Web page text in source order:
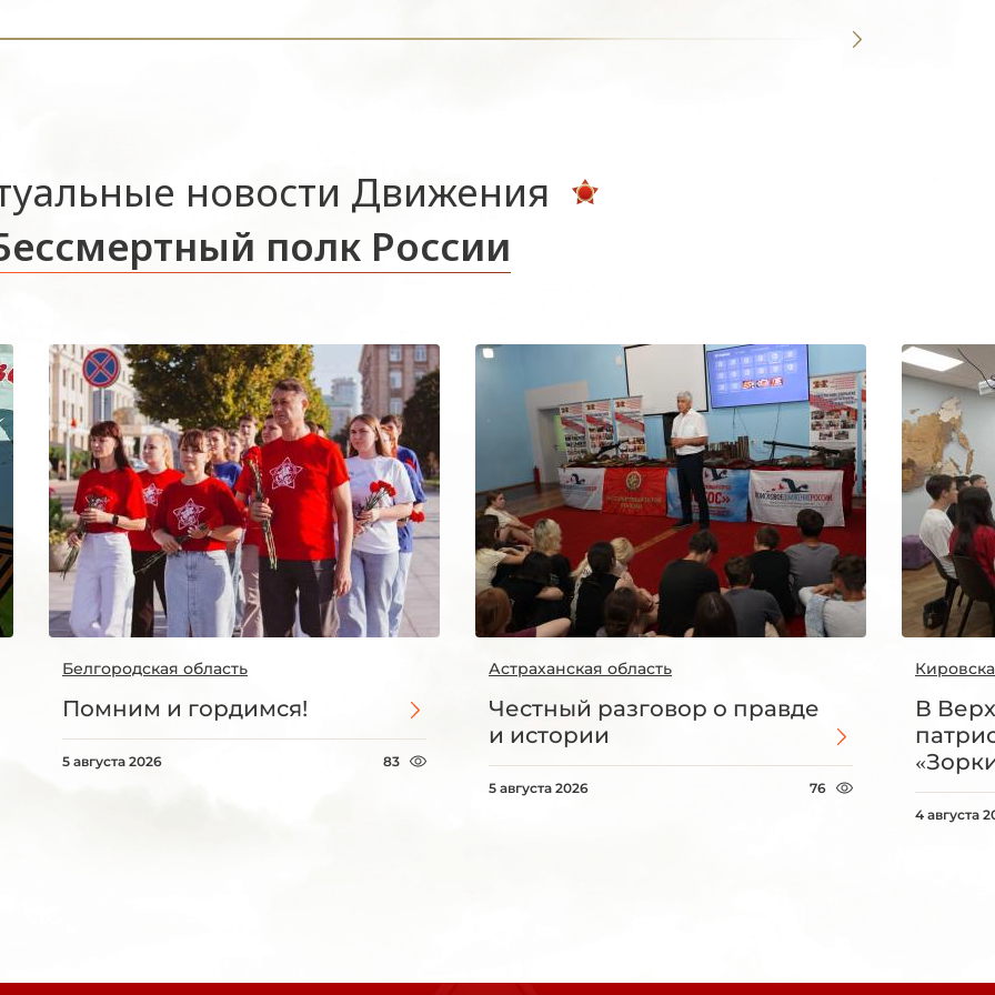
новости Движения
полк России
Белгородская область
Помним и гордимся!
5 августа 2026 83
Астраханская область
Честный разговор о правде
и истории
5 августа 2026 76
В
4 августа